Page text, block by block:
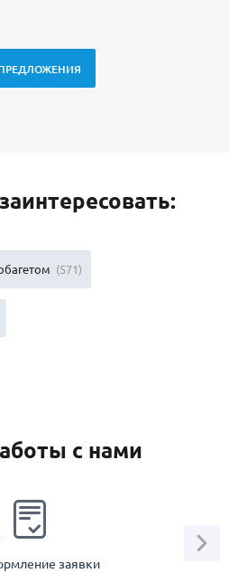
(571)
с нами
заявки